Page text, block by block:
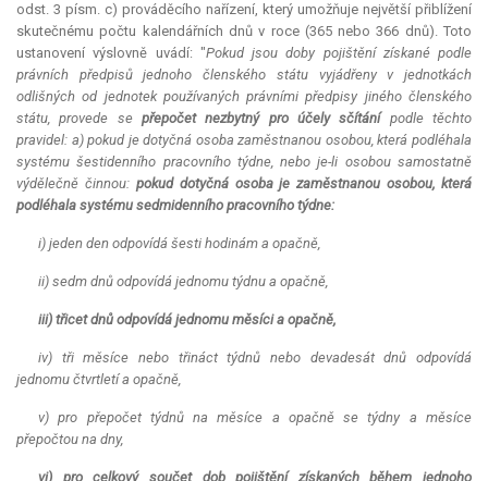
odst. 3 písm. c) prováděcího nařízení, který umožňuje největší přiblížení
skutečnému počtu kalendářních dnů v roce (365 nebo 366 dnů). Toto
ustanovení výslovně uvádí: "Pokud jsou doby pojištění získané podle
právních předpisů jednoho členského státu vyjádřeny v jednotkách
odlišných od jednotek používaných právními předpisy jiného členského
státu, provede se přepočet nezbytný pro účely sčítánípodle těchto
pravidel: a) pokud je dotyčná osoba zaměstnanou osobou, která podléhala
systému šestidenního pracovního týdne, nebo je-li osobou samostatně
výdělečně činnou: pokud dotyčná osoba je zaměstnanou osobou, která
podléhala systému sedmidenního pracovního týdne:
i) jeden den odpovídá šesti hodinám a opačně,
ii) sedm dnů odpovídá jednomu týdnu a opačně,
iii) třicet dnů odpovídá jednomu měsíci a opačně,
iv) tři měsíce nebo třináct týdnů nebo devadesát dnů odpovídá
jednomu čtvrtletí a opačně,
v) pro přepočet týdnů na měsíce a opačně se týdny a měsíce
přepočtou na dny,
vi) pro celkový součet dob pojištění získaných během jednoho